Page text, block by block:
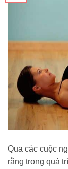
Qua các cuộc
rằng trong quá